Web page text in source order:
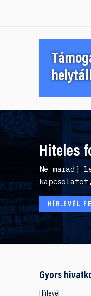
Hiteles
Ne maradj
HÍRLEVÉL
Gyors
Hírlevél